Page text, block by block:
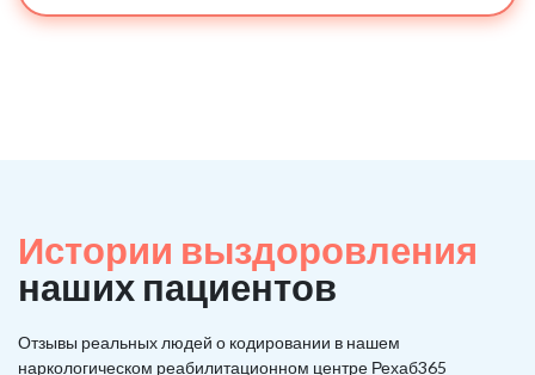
Истории выздоровления
наших пациентов
Отзывы реальных людей о кодировании в нашем
наркологическом реабилитационном центре Рехаб365